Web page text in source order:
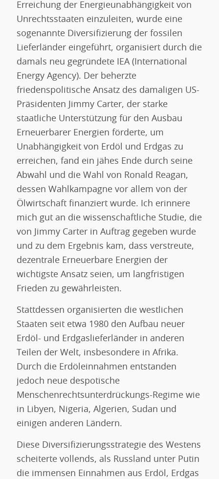
Erreichung der Energieunabhängigkeit von
Unrechtsstaaten einzuleiten, wurde eine
sogenannte Diversifizierung der fossilen
Lieferländer eingeführt, organisiert durch die
damals neu gegründete IEA (International
Energy Agency). Der beherzte
friedenspolitische Ansatz des damaligen US-
Präsidenten Jimmy Carter, der starke
staatliche Unterstützung für den Ausbau
Erneuerbarer Energien förderte, um
Unabhängigkeit von Erdöl und Erdgas zu
erreichen, fand ein jähes Ende durch seine
Abwahl und die Wahl von Ronald Reagan,
dessen Wahlkampagne vor allem von der
Ölwirtschaft finanziert wurde. Ich erinnere
mich gut an die wissenschaftliche Studie, die
von Jimmy Carter in Auftrag gegeben wurde
und zu dem Ergebnis kam, dass verstreute,
dezentrale Erneuerbare Energien der
wichtigste Ansatz seien, um langfristigen
Frieden zu gewährleisten.
Stattdessen organisierten die westlichen
Staaten seit etwa 1980 den Aufbau neuer
Erdöl- und Erdgaslieferländer in anderen
Teilen der Welt, insbesondere in Afrika.
Durch die Erdöleinnahmen entstanden
jedoch neue despotische
Menschenrechtsunterdrückungs-Regime wie
in Libyen, Nigeria, Algerien, Sudan und
einigen anderen Ländern.
Diese Diversifizierungsstrategie des Westens
scheiterte vollends, als Russland unter Putin
die immensen Einnahmen aus Erdöl, Erdgas